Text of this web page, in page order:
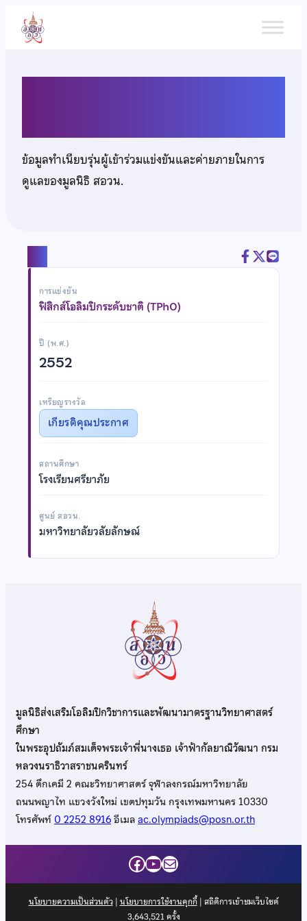
เนื้อหา
ข้อมูลทำเนียบรุ่นผู้เข้าร่วมแข่งขันและค่ายภายในการ
ดูแลของมูลนิธิ สอวน.
การแข่งขัน
ฟิสิกส์โอลิมปิกระดับชาติ (TPhO)
ปี (พ.ศ.)
2552
เหรียญรางวัล
เกียรติคุณประกาศ
สถานศึกษา
โรงเรียนศรียาภัย
ศูนย์ สอวน.
มหาวิทยาลัยวลัยลักษณ์
มูลนิธิส่งเสริมโอลิมปิกวิชาการและพัฒนามาตรฐานวิทยาศาสตร์
ศึกษา
ในพระอุปถัมภ์สมเด็จพระเจ้าพี่นางเธอ เจ้าฟ้ากัลยาณิวัฒนา กรม
หลวงนราธิวาสราชนครินทร์
254 ตึกเคมี 2 คณะวิทยาศาสตร์ จุฬาลงกรณ์มหาวิทยาลัย
ถนนพญาไท แขวงวังใหม่ เขตปทุมวัน กรุงเทพมหานคร 10330
โทรศัพท์0 2252 8916อีเมลac.olympiads@posn.or.th
Facebook
YouTube
Mail
นโยบายความเป็นส่วนตัว| นโยบายการใช้งานคุกกี้| สถิติการเข้าชมเว็บไซต์
3,643,521ครั้ง